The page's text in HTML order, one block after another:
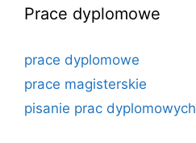
Prace dyplomowe
prace dyplomowe
prace magisterskie
pisanie prac dyplomowych